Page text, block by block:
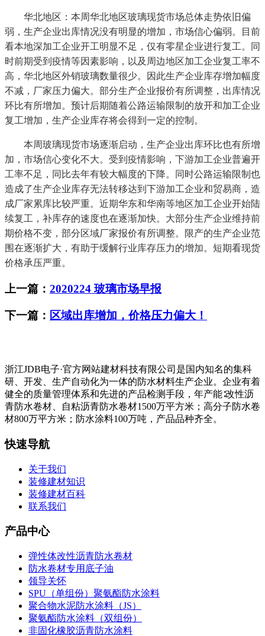
华北地区：本周华北地区玻璃现货市场总体走势依旧偏
弱，生产企业出库情况没有明显的增加，市场信心偏弱。目前
看本地深加工企业开工明显不足，仅有零星企业进行复工。同
时前期受到疫情等因素影响，以及周边地区加工企业复工率不
高，华北地区外销玻璃数量很少。因此生产企业库存增加幅度
不减，厂家压力偏大。部分生产企业报价有所调整，出库情况
环比有所增加。预计后期随着公路运输限制的放开和加工企业
复工增加，生产企业库存将会得到一定的控制。
本周玻璃现货市场逐渐启动，生产企业出库环比也有所增
加，市场信心变化不大。受到疫情影响，下游加工企业普遍开
工率不足，同比去年有较大幅度的下降。同时公路运输限制也
造成了生产企业库存无法转移达到下游加工企业和贸易商，造
成厂家累库比较严重。近期华东和华南等地区加工企业开始陆
续复工，补库存的速度也在逐渐加快。大部分生产企业维持前
期价格不变，部分区域厂家报价有所调整。限产的生产企业范
围在逐渐扩大，有助于缓解行业库存压力的增加。短期看现货
价格承压严重。
上一篇： 2020224 玻璃市场早报
下一篇： 区域出库增加，价格压力偏大！
浙江JDB电子·官方网站建材科技有限公司是国内知名的集科
研、开发、生产自动化为一体的防水材料生产企业。企业有着
健全的质量管理体系和先进的产品检测手段，年产能∶改性沥
青防水卷材、自粘沥青防水卷材1500万平方米；高分子防水卷
材800万平方米；防水涂料100万吨，产品品种齐全。
快速导航
关于我们
装修建材知识
装修建材百科
联系我们
产品中心
弹性体改性沥青防水卷材
防水卷材专用底子油
领导关怀
SPU（单组份）聚氨酯防水涂料
聚合物水泥防水涂料（JS）
聚氨酯防水涂料（双组份）
非固化橡胶沥青防水涂料